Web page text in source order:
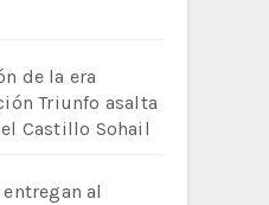
de la era
Triunfo asalta
Castillo Sohail
entregan al